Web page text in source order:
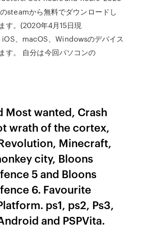
steamから無料でダウンロードし
す。(2020年4月15日現
、macOS、Windowsのデバイス
す。 自分は今回パソコンの
Most wanted, Crash
wrath of the cortex,
Minecraft,
city, Bloons
5 and Bloons
6. Favourite
ps1, ps2, Ps3,
and PSPVita.